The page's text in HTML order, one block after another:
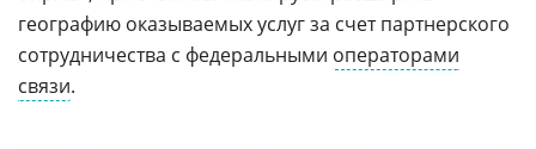
географию оказываемых услуг за счет партнерского
сотрудничества с федеральными операторами
связи.